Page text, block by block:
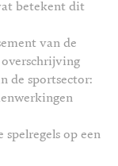
betekent dit
van de
de sportsector:
spelregels op een